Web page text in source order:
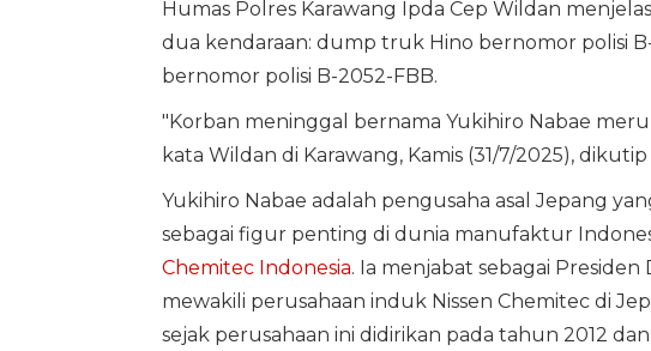
Humas Polres Karawang Ipda Cep Wildan
dua kendaraan: dump truk Hino bernomor polisi
bernomor polisi B-2052-FBB.
"Korban meninggal bernama Yukihiro Nabae
kata Wildan di Karawang, Kamis (31/7/2025), dikutip
Yukihiro Nabae adalah pengusaha asal Jepang
sebagai figur penting di dunia manufaktur
Chemitec Indonesia. Ia menjabat sebagai
mewakili perusahaan induk Nissen Chemitec di
sejak perusahaan ini didirikan pada tahun 2012